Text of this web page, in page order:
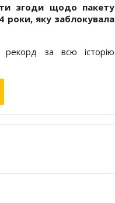
згоди щодо пакету
роки, яку заблокувала
за всю історію